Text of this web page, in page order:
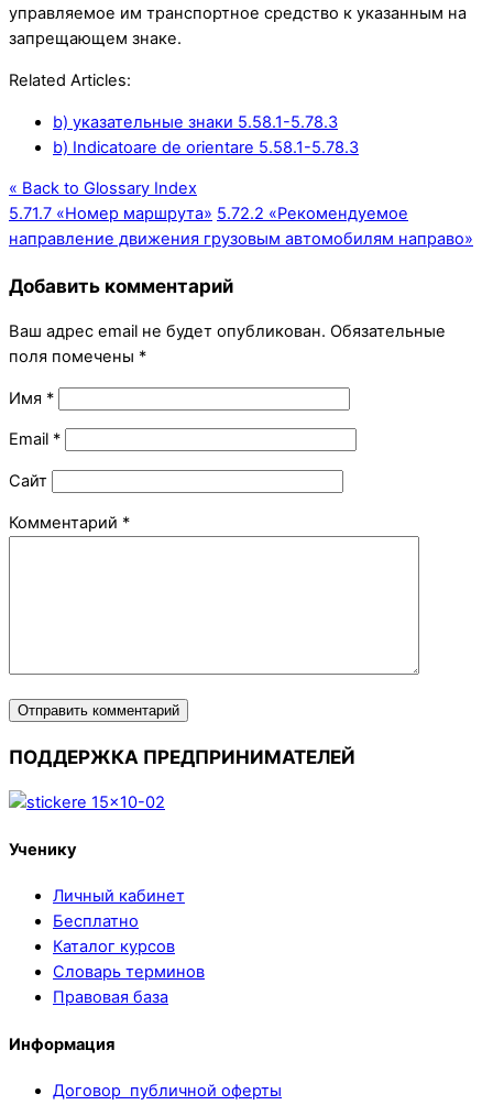
управляемое им транспортное средство к указанным на
запрещающем знаке.
Related Articles:
b) указательные знаки 5.58.1-5.78.3
b) Indicatoare de orientare 5.58.1-5.78.3
« Back to Glossary Index
5.71.7 «Номер маршрута» 5.72.2 «Рекомендуемое
направление движения грузовым автомобилям направо»
Добавить комментарий
Ваш адрес email не будет опубликован. Обязательные
поля помечены *
Имя *
Email *
Сайт
Комментарий *
ПОДДЕРЖКА ПРЕДПРИНИМАТЕЛЕЙ
Ученику
Личный кабинет
Бесплатно
Каталог курсов
Словарь терминов
Правовая база
Информация
Договор публичной оферты